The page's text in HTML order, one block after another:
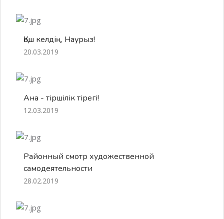
Қош келдің, Наурыз!
20.03.2019
Ана - тіршілік тірегі!
12.03.2019
Районный смотр художественной
самодеятельности
28.02.2019